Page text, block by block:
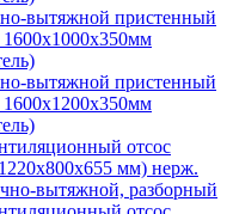
вытяжной пристенный
вытяжной пристенный
отсос
мм) нерж.
вытяжной, разборный